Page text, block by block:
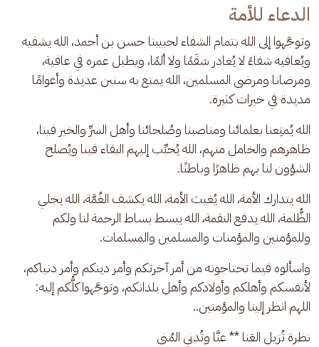
الدعاء للأمة
وتوجَّهوا إلى الله بتمام الشفاء لحبيبنا حسن بن أحمد، الله يشفيه
ويُعافيه شفاءً لا يُغادر سَقَمًا ولا ألمًا، ويطيل عمره في عافية،
ومرضانا ومرضى المسلمين، الله يمتع به سنين عديدة وأعوامًا
مديدة في خيرات كثيرة.
الله يُمتِعنا بعلمائنا ومناصبنا وصُلحائنا وأهل السرِّ والخير فينا،
ظاهرهم والخامل منهم، الله يُحبِّب إليهم البقاء فينا ويُصلح
الشؤون لنا بهم ظاهرًا وباطنًا.
الله يتدارك الأمة، الله يُغيث الأمة، الله يكشف الغُمَّة، الله يجلي
الظُّلمة، الله يدفع النقمة، الله يبسط بساط الرحمة لنا ولكم
وللمؤمنين والمؤمنات والمسلمين والمسلمات.
واسألوه فيما تحتاجونه من أمر آخرتكم وأمر دينكم وأمر دنياكم،
لأنفسكم وأهلكم وأولادكم وأهل بلدانكم، وتوجَّهوا كلُّكم إليه:
اللهم انظر إلينا والمؤمنين..
نظرة تُزيل العَنا ** عنَّا وتُدني المُنى